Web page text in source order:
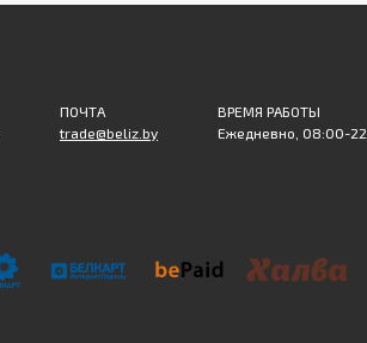
ПОЧТА
trade@beliz.by
ВРЕМЯ РАБОТЫ
Ежедневно, 08:00-